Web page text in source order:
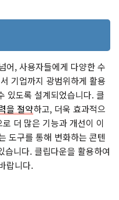
어, 사용자들에게 다양한 수
기업까지 광범위하게 활용
있도록 설계되었습니다. 클
을 절약하고, 더욱 효과적으
더 많은 기능과 개선이 이
도구를 통해 변화하는 콘텐
습니다. 클립다운을 활용하여
랍니다.